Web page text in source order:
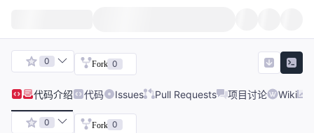
0 Fork 0
代码介绍 代码 Issues Pull Requests 项目讨论 Wiki
0 Fork 0